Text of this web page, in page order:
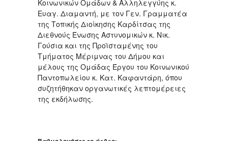
Κοινωνικών Ομάδων & Αλληλεγγύης κ.
Ευαγ. Διαμαντή, με τον Γεν. Γραμματέα
της Τοπικής Διοίκησης Καρδίτσας της
Διεθνούς Ένωσης Αστυνομικών κ. Νικ.
Γούσια και της Προϊσταμένης του
Τμήματος Μέριμνας του Δήμου και
μέλους της Ομάδας Έργου του Κοινωνικού
Παντοπωλείου κ. Κατ. Καφαντάρη, όπου
συζητήθηκαν οργανωτικές λεπτομέρειες
της εκδήλωσης.